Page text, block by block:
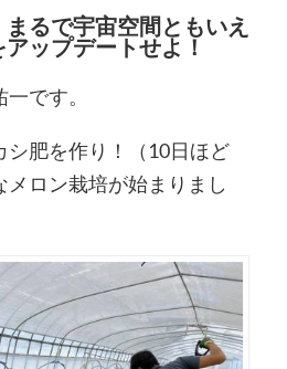
るで宇宙空間ともいえ
ップデートせよ！
です。
シ肥を作り！（10日ほど
ロン栽培が始まりまし